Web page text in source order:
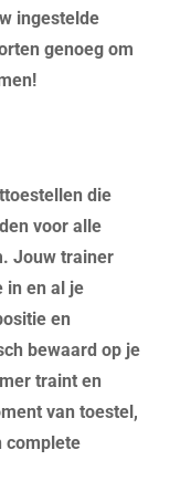
ingestelde
genoeg om
die
voor alle
Jouw trainer
in en al je
en
bewaard op je
traint en
van toestel,
complete